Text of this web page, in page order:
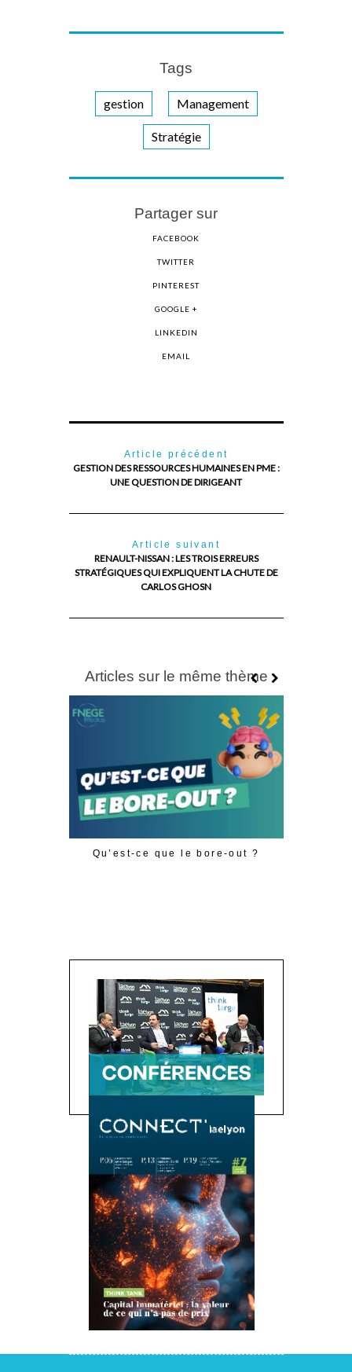
Tags
gestion Management
Stratégie
Partager sur
FACEBOOK
TWITTER
PINTEREST
GOOGLE +
LINKEDIN
EMAIL
Article précédent
GESTION DES RESSOURCES HUMAINES EN PME :
UNE QUESTION DE DIRIGEANT
Article suivant
RENAULT-NISSAN : LES TROIS ERREURS
STRATÉGIQUES QUI EXPLIQUENT LA CHUTE DE
CARLOS GHOSN
Articles sur le même thème
Qu’est-ce que le bore-out ?